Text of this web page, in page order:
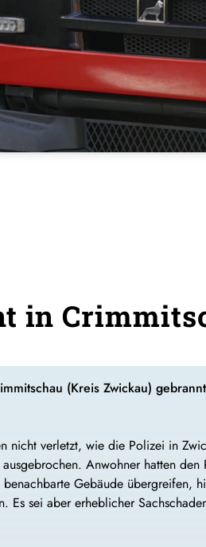
in
(Kreis Zwickau)
nicht verletzt, wie die Polizei in
Anwohner hatten
Gebäude übergreifen,
Es sei aber erheblicher